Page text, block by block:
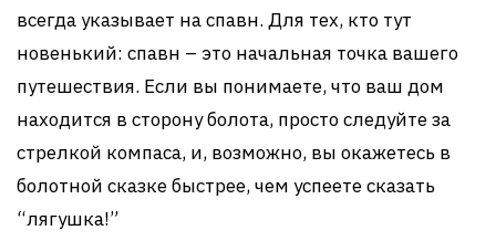
всегда указывает на спавн. Для тех, кто тут
новенький: спавн – это начальная точка вашего
путешествия. Если вы понимаете, что ваш дом
находится в сторону болота, просто следуйте за
стрелкой компаса, и, возможно, вы окажетесь в
болотной сказке быстрее, чем успеете сказать
“лягушка!”